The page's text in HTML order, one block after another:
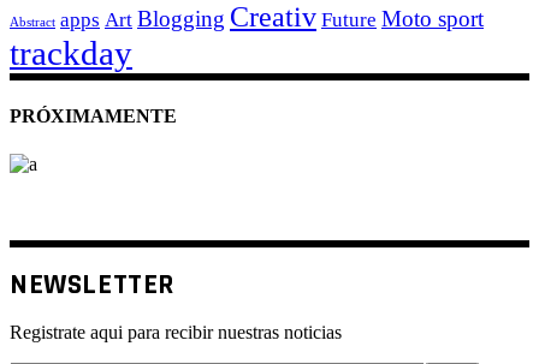
Abstract apps Art Blogging Creativ Future Moto sport
trackday
PRÓXIMAMENTE
NEWSLETTER
Registrate aqui para recibir nuestras noticias